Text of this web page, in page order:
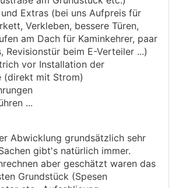
Extras (bei uns Aufpreis für
Verkleben, bessere Türen,
am Dach für Kaminkehrer, paar
Revisionstür beim E-Verteiler ...)
vor Installation der
(direkt mit Strom)
...
Abwicklung grundsätzlich sehr
gibt's natürlich immer.
aber geschätzt waren das
Grundstück (Spesen